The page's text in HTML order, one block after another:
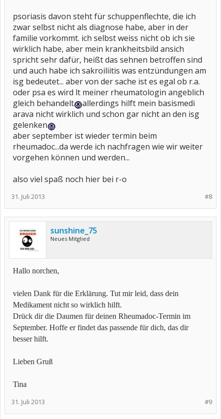
psoriasis davon steht für schuppenflechte, die ich
zwar selbst nicht als diagnose habe, aber in der
familie vorkommt. ich selbst weiss nicht ob ich sie
wirklich habe, aber mein krankheitsbild ansich
spricht sehr dafür, heißt das sehnen betroffen sind
und auch habe ich sakroiliitis was entzündungen am
isg bedeutet... aber von der sache ist es egal ob r.a.
oder psa es wird lt meiner rheumatologin angeblich
gleich behandelt
allerdings hilft mein basismedi
arava nicht wirklich und schon gar nicht an den isg
gelenken
aber september ist wieder termin beim
rheumadoc...da werde ich nachfragen wie wir weiter
vorgehen können und werden...
also viel spaß noch hier bei r-o
#8
31. Juli 2013
sunshine_75
Neues Mitglied
Hallo norchen,
vielen Dank für die Erklärung. Tut mir leid, dass dein
Medikament nicht so wirklich hilft.
Drück dir die Daumen für deinen Rheumadoc-Termin im
September. Hoffe er findet das passende für dich, das dir
besser hilft.
Lieben Gruß
Tina
#9
31. Juli 2013